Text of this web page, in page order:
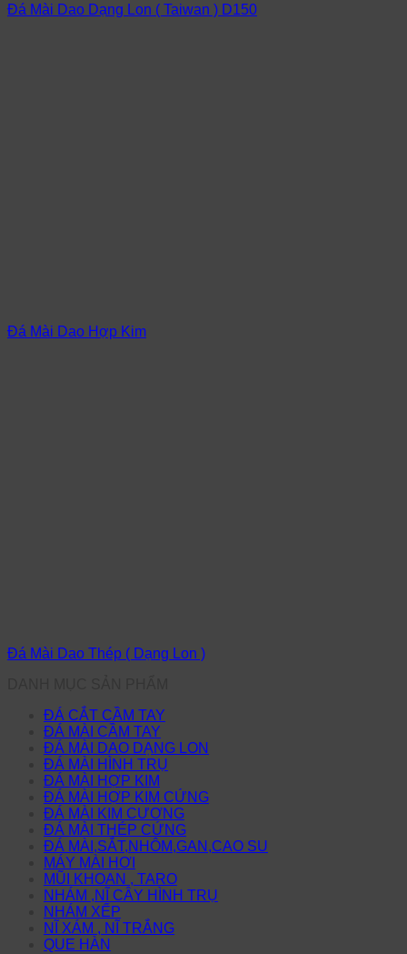
Đá Mài Dao Dạng Lon ( Taiwan ) D150
Đá Mài Dao Hợp Kim
Đá Mài Dao Thép ( Dạng Lon )
ĐÁ CẮT CẦM TAY
ĐÁ MÀI CẦM TAY
ĐÁ MÀI DAO DẠNG LON
ĐÁ MÀI HÌNH TRỤ
ĐÁ MÀI HỢP KIM
ĐÁ MÀI HỢP KIM CỨNG
ĐÁ MÀI KIM CƯƠNG
ĐÁ MÀI THÉP CỨNG
ĐÁ MÀI,SẮT,NHÔM,GAN,CAO SU
MÁY MÀI HƠI
MŨI KHOAN , TARO
NHÁM ,NĨ CÂY HÌNH TRỤ
NHÁM XẾP
NĨ XÁM , NĨ TRẮNG
QUE HÀN